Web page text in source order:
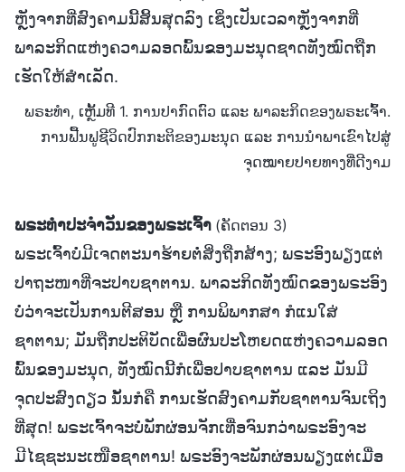
ຫຼັງຈາກທີ່ສົງຄາມນີ້ສິ້ນສຸດລົງ ເຊິ່ງເປັນເວລາຫຼັງຈາກທີ່
ພາລະກິດແຫ່ງຄວາມລອດພົ້ນຂອງມະນຸດຊາດທັງໝົດຖືກ
ເຮັດໃຫ້ສຳເລັດ.
ພຣະທຳ, ເຫຼັ້ມທີ 1. ການປາກົດຕົວ ແລະ ພາລະກິດຂອງພຣະເຈົ້າ.
ການຟື້ນຟູຊີວິດປົກກະຕິຂອງມະນຸດ ແລະ ການນໍາພາເຂົາໄປສູ່
ຈຸດໝາຍປາຍທາງທີ່ດີງາມ
ພຣະທຳປະຈຳວັນຂອງພຣະເຈົ້າ (ຄັດຕອນ 3)
ພຣະເຈົ້າບໍ່ມີເຈດຕະນາຮ້າຍຕໍ່ສິ່ງຖືກສ້າງ; ພຣະອົງພຽງແຕ່
ປາຖະໜາທີ່ຈະປາບຊາຕານ. ພາລະກິດທັງໝົດຂອງພຣະອົງ
ບໍ່ວ່າຈະເປັນການຕີສອນ ຫຼື ການພິພາກສາ ກໍແນໃສ່
ຊາຕານ; ມັນຖືກປະຕິບັດເພື່ອຜົນປະໂຫຍດແຫ່ງຄວາມລອດ
ພົ້ນຂອງມະນຸດ, ທັງໝົດນີ້ກໍເພື່ອປາບຊາຕານ ແລະ ມັນມີ
ຈຸດປະສົງດຽວ ນັ້ນກໍຄື ການເຮັດສົງຄາມກັບຊາຕານຈົນເຖິງ
ທີ່ສຸດ! ພຣະເຈົ້າຈະບໍ່ພັກຜ່ອນຈັກເທື່ອຈົນກວ່າພຣະອົງຈະ
ມີໄຊຊະນະເໜືອຊາຕານ! ພຣະອົງຈະພັກຜ່ອນພຽງແຕ່ເມື່ອ